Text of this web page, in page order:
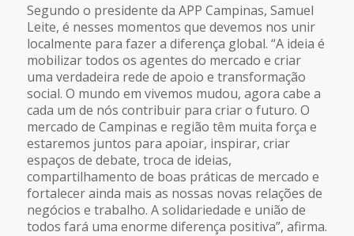
Segundo o presidente da APP Campinas, Samuel
Leite, é nesses momentos que devemos nos unir
localmente para fazer a diferença global. “A ideia é
mobilizar todos os agentes do mercado e criar
uma verdadeira rede de apoio e transformação
social. O mundo em vivemos mudou, agora cabe a
cada um de nós contribuir para criar o futuro. O
mercado de Campinas e região têm muita força e
estaremos juntos para apoiar, inspirar, criar
espaços de debate, troca de ideias,
compartilhamento de boas práticas de mercado e
fortalecer ainda mais as nossas novas relações de
negócios e trabalho. A solidariedade e união de
todos fará uma enorme diferença positiva”, afirma.